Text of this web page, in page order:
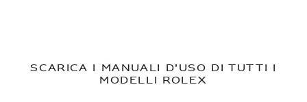
Scarica i manuali d’uso di tutti i
modelli Rolex